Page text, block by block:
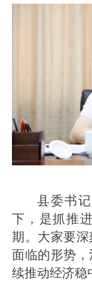
县委书
下，是抓推
期。大家要
面临的形势
续推动经济稳